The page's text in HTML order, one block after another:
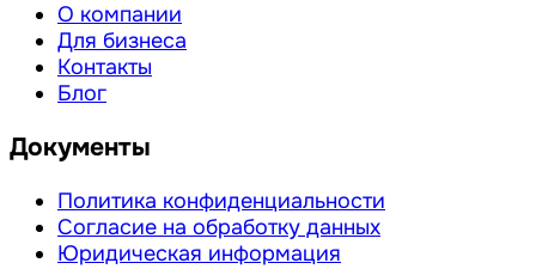
О компании
Для бизнеса
Контакты
Блог
Документы
Политика конфиденциальности
Согласие на обработку данных
Юридическая информация